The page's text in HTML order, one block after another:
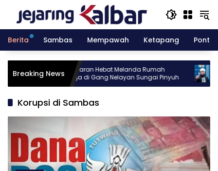
konten
Berita
Sambas Mempawah Ketapang
Breaking NewsKebakaran Hebat Melanda Rumah
Warga di Gang Nelayan Sungai Pinyuh
KPK
Korupsi di Sambas